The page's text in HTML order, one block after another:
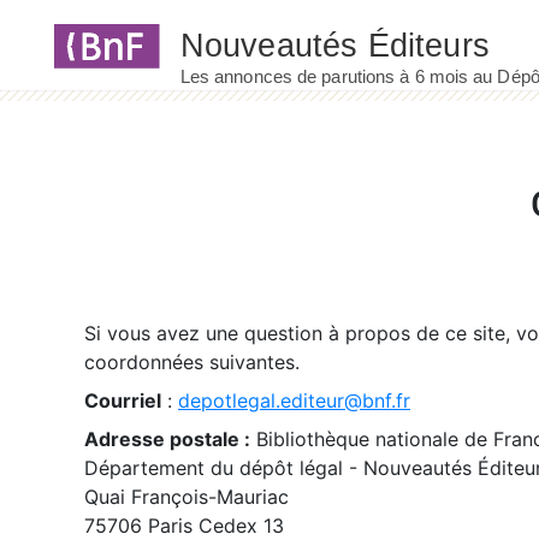
Si vous avez une question à propos de ce site,
coordonnées suivantes.
Courriel : depotlegal.editeur@bnf.fr
Adresse postale : Bibliothèque nationale de
Département du dépôt légal - Nouveautés
Quai François-Mauriac
75706 Paris Cedex 13